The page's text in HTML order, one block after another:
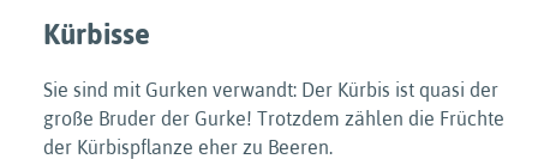
Kürbisse
Sie sind mit Gurken verwandt: Der Kürbis ist quasi der
große Bruder der Gurke! Trotzdem zählen die Früchte
der Kürbispflanze eher zu Beeren.